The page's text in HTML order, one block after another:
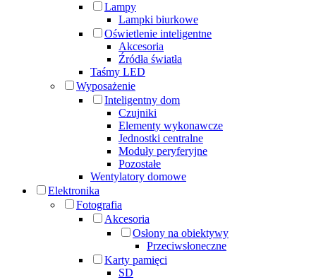
Lampy
Lampki biurkowe
Oświetlenie inteligentne
Akcesoria
Źródła światła
Taśmy LED
Wyposażenie
Inteligentny dom
Czujniki
Elementy wykonawcze
Jednostki centralne
Moduły peryferyjne
Pozostałe
Wentylatory domowe
Elektronika
Fotografia
Akcesoria
Osłony na obiektywy
Przeciwsłoneczne
Karty pamięci
SD